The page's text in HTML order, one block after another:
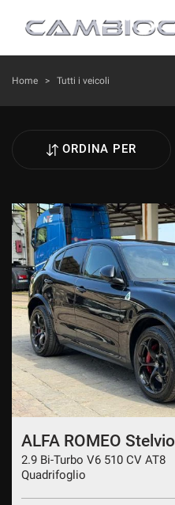
HOME
VEICOLI AYVENS
AZIENDA
ACQUISTIAMO USATO
DICONO DI NOI
ASSISTENZA
CONTATTI
NEWS
Home > Tutti i veicoli
ORDINA PER
ALFA ROMEO Stelvio
2.9 Bi-Turbo V6 510 CV AT8
Quadrifoglio